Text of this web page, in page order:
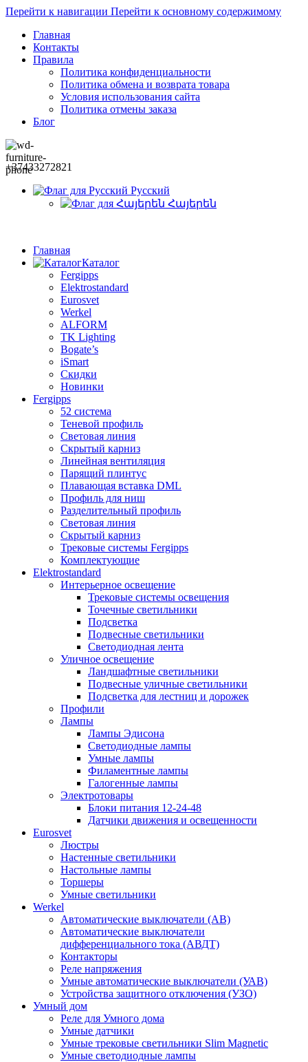
Перейти к навигации Перейти к основному содержимому
Главная
Контакты
Правила
Политика конфиденциальности
Политика обмена и возврата товара
Условия использования сайта
Политика отмены заказа
Блог
+37433272821
Русский
Հայերեն
Главная
Каталог
Fergipps
Elektrostandard
Eurosvet
Werkel
ALFORM
TK Lighting
Bogate’s
iSmart
Скидки
Новинки
Fergipps
52 система
Теневой профиль
Световая линия
Скрытый карниз
Линейная вентиляция
Парящий плинтус
Плавающая вставка DML
Профиль для ниш
Разделительный профиль
Световая линия
Скрытый карниз
Трековые системы Fergipps
Комплектующие
Elektrostandard
Интерьерное освещение
Трековые системы освещения
Точечные светильники
Подсветка
Подвесные светильники
Светодиодная лента
Уличное освещение
Ландшафтные светильники
Подвесные уличные светильники
Подсветка для лестниц и дорожек
Профили
Лампы
Лампы Эдисона
Светодиодные лампы
Умные лампы
Филаментные лампы
Галогенные лампы
Электротовары
Блоки питания 12-24-48
Датчики движения и освещенности
Eurosvet
Люстры
Настенные светильники
Настольные лампы
Торшеры
Умные светильники
Werkel
Автоматические выключатели (АВ)
Автоматические выключатели
дифференциального тока (АВДТ)
Контакторы
Реле напряжения
Умные автоматические выключатели (УАВ)
Устройства защитного отключения (УЗО)
Умный дом
Реле для Умного дома
Умные датчики
Умные трековые светильники Slim Magnetic
Умные светодиодные лампы